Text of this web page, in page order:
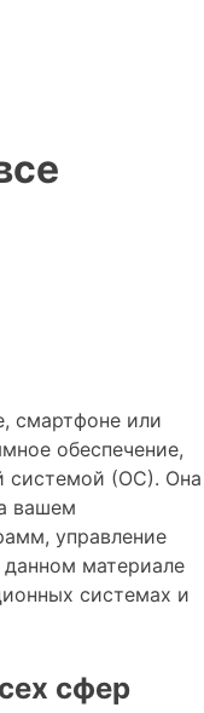
смартфоне или
обеспечение,
системой (ОС). Она
вашем
управление
материале
системах и
сфер